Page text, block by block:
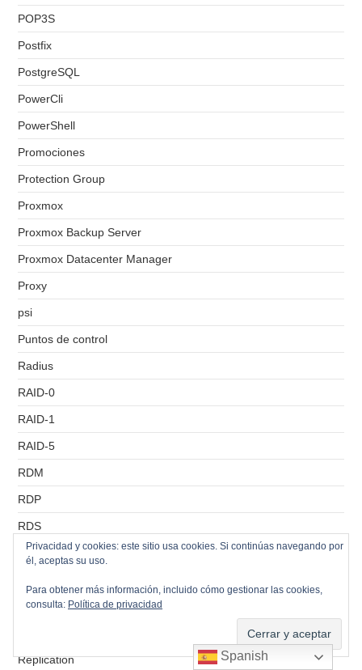
POP3S
Postfix
PostgreSQL
PowerCli
PowerShell
Promociones
Protection Group
Proxmox
Proxmox Backup Server
Proxmox Datacenter Manager
Proxy
psi
Puntos de control
Radius
RAID-0
RAID-1
RAID-5
RDM
RDP
RDS
Recursos Compartidos
RemoteApp
Replication Spanish
Privacidad y cookies: este sitio usa cookies. Si continúas navegando por
él, aceptas su uso.
Para obtener más información, incluido cómo gestionar las cookies,
consulta: Política de privacidad